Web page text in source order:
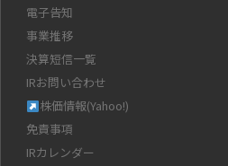
電子告知
事業推移
決算短信一覧
IRお問い合わせ
株価情報(Yahoo!)
免責事項
IRカレンダー